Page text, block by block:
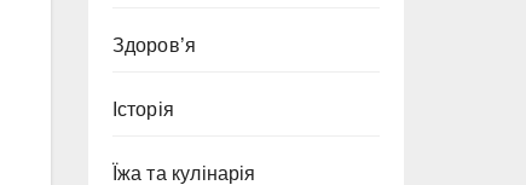
Здоров’я
Історія
Їжа та кулінарія